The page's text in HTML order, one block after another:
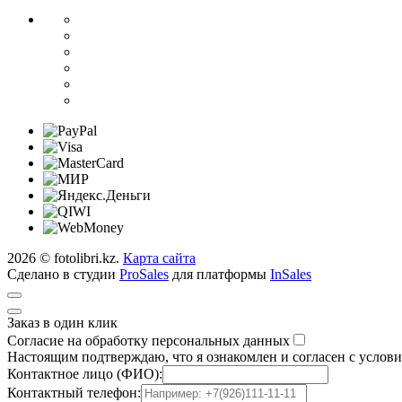
2026 © fotolibri.kz. Карта сайта
Сделано в студии ProSales для платформы InSales
Заказ в один клик
Согласие на обработку персональных данных
Настоящим подтверждаю, что я ознакомлен и согласен с
Контактное лицо (ФИО):
Контактный телефон: